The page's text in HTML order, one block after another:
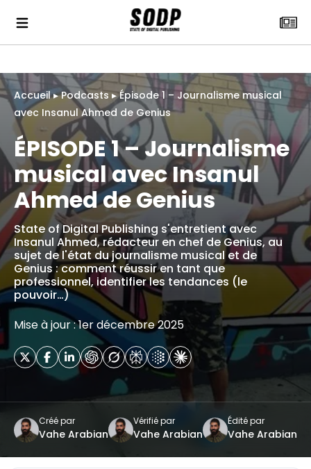
Accueil▸Podcasts ▸Épisode 1 – Journalisme musical
avec Insanul Ahmed de Genius
ÉPISODE 1 – Journalisme
musical avec Insanul
Ahmed de Genius
State of Digital Publishing s'entretient avec
Insanul Ahmed, rédacteur en chef de Genius, au
sujet de l'état du journalisme musical et de
Genius : comment réussir en tant que
professionnel, identifier les tendances (le
pouvoir…)
Mise à jour : 1er décembre 2025
Créé par
Vahe Arabian
Vérifié par
Vahe Arabian
Édité par
Vahe Arabian